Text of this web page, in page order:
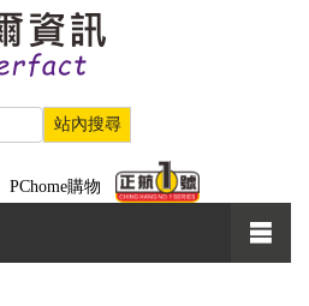
PChome購物